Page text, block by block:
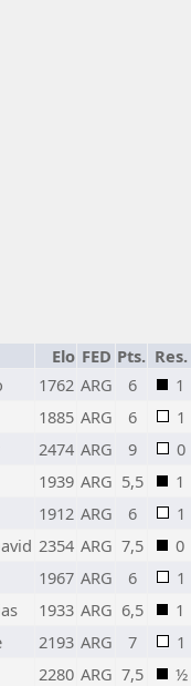
Elo FED Pts. Res.
1762 ARG 6
1
1885 ARG 6
1
2474 ARG 9
0
1939 ARG 5,5
1
1912 ARG 6
1
2354 ARG 7,5
0
1967 ARG 6
1
1933 ARG 6,5
1
2193 ARG 7
1
2280 ARG 7,5
½